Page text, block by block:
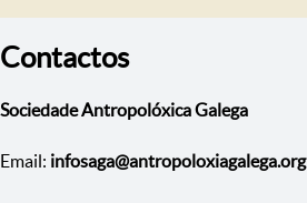
Contactos
Sociedade Antropolóxica Galega
Email: infosaga@antropoloxiagalega.org